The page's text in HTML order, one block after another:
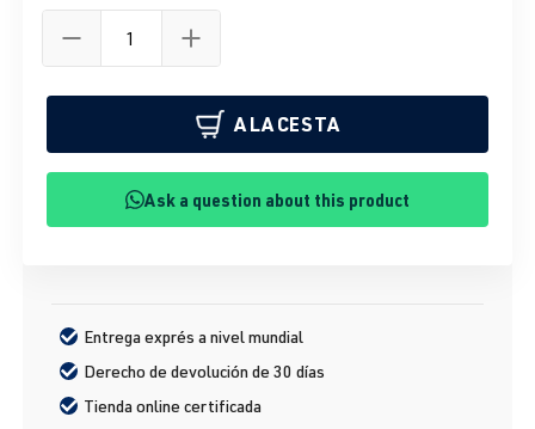
A LA CESTA
Ask a question about this product
Entrega exprés a nivel mundial
Derecho de devolución de 30 días
Tienda online certificada